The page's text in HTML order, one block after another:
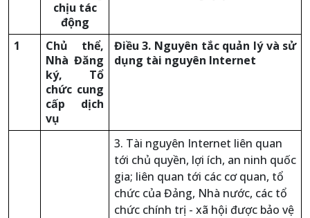
chịu tác
động
1
Chủ thể,
Nhà Đăng
ký, Tổ
chức cung
cấp dịch
vụ
Điều 3. Nguyên tắc quản lý và sử
dụng tài nguyên Internet
3. Tài nguyên Internet liên quan
tới chủ quyền, lợi ích, an ninh quốc
gia; liên quan tới các cơ quan, tổ
chức của Đảng, Nhà nước, các tổ
chức chính trị - xã hội được bảo vệ